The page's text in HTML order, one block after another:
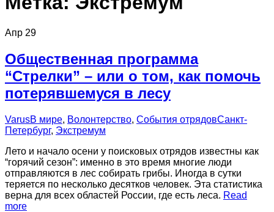
Апр 29
Общественная программа
“Стрелки” – или о том, как помочь
потерявшемуся в лесу
VarusВ мире, Волонтерство, События отрядовСанкт-
Петербург, Экстремум
Лето и начало осени у поисковых отрядов известны как
“горячий сезон”: именно в это время многие люди
отправляются в лес собирать грибы. Иногда в сутки
теряется по несколько десятков человек. Эта статистика
верна для всех областей России, где есть леса. Read
more